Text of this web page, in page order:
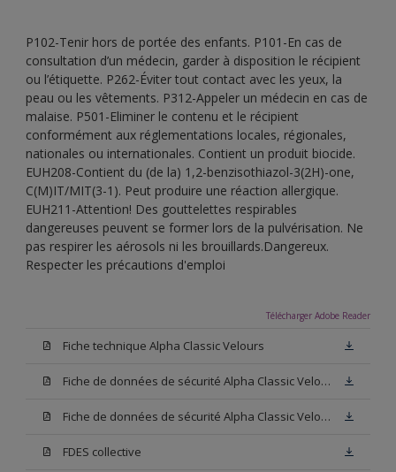
P102-Tenir hors de portée des enfants. P101-En cas de
consultation d’un médecin, garder à disposition le récipient
ou l’étiquette. P262-Éviter tout contact avec les yeux, la
peau ou les vêtements. P312-Appeler un médecin en cas de
malaise. P501-Eliminer le contenu et le récipient
conformément aux réglementations locales, régionales,
nationales ou internationales. Contient un produit biocide.
EUH208-Contient du (de la) 1,2-benzisothiazol-3(2H)-one,
C(M)IT/MIT(3-1). Peut produire une réaction allergique.
EUH211-Attention! Des gouttelettes respirables
dangereuses peuvent se former lors de la pulvérisation. Ne
pas respirer les aérosols ni les brouillards.Dangereux.
Respecter les précautions d'emploi
Télécharger Adobe Reader
Fiche technique Alpha Classic Velours
Fiche de données de sécurité Alpha Classic Velours Base N00
Fiche de données de sécurité Alpha Classic Velours Blanc
FDES collective